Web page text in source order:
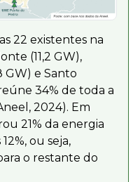
22 existentes na
(11,2 GW),
GW) e Santo
34% de toda a
2024). Em
21% da energia
ou seja,
o restante do